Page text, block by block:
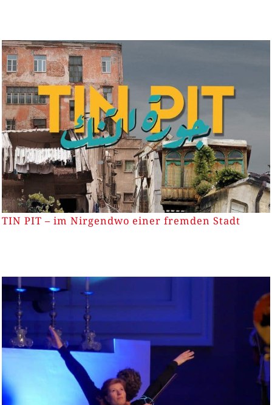
TIN PIT – im Nirgendwo einer fremden Stadt